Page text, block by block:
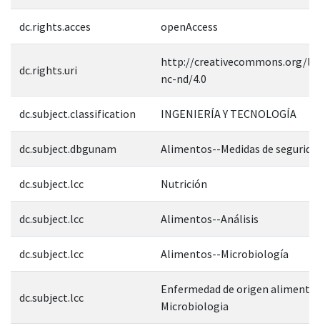
dc.rights.acces openAccess
dc.rights.uri
http://creativecommons.org/
nc-nd/4.0
dc.subject.classification INGENIERÍA Y TECNOLOGÍA
dc.subject.dbgunam Alimentos--Medidas de
dc.subject.lcc Nutrición
dc.subject.lcc Alimentos--Análisis
dc.subject.lcc Alimentos--Microbiología
dc.subject.lcc
Enfermedad de origen
Microbiologia